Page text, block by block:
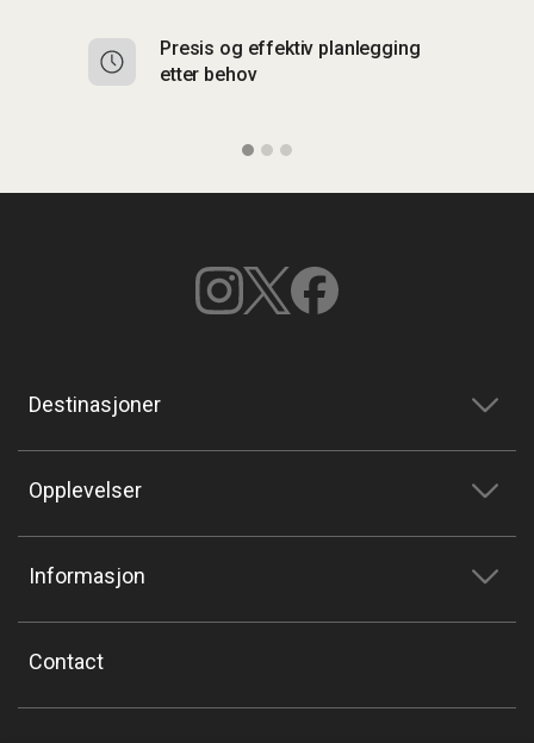
Presis og effektiv planlegging
etter behov
Destinasjoner
Opplevelser
Informasjon
Contact